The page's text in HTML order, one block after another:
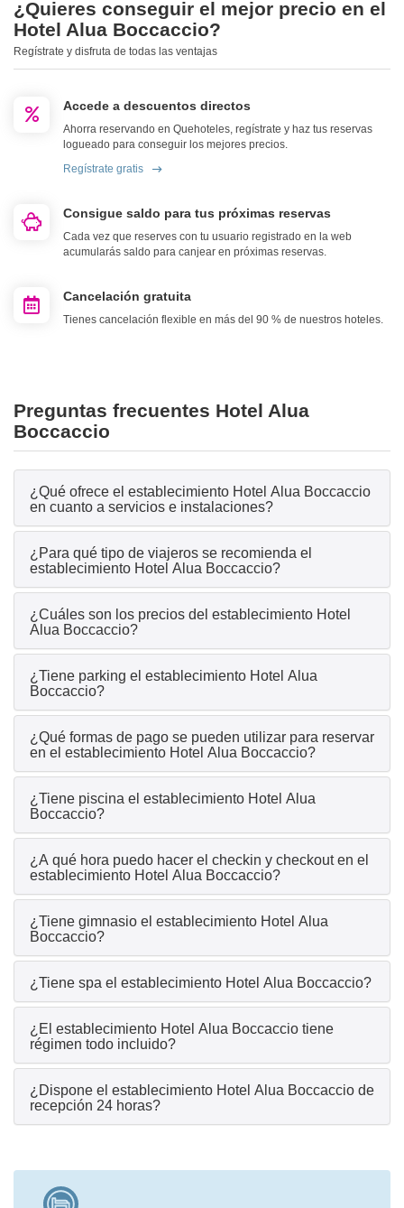
¿Quieres conseguir el mejor precio en el
Hotel Alua Boccaccio?
Regístrate y disfruta de todas las ventajas
Accede a descuentos directos
Ahorra reservando en Quehoteles, regístrate y haz tus reservas
logueado para conseguir los mejores precios.
Regístrate gratis
Consigue saldo para tus próximas reservas
Cada vez que reserves con tu usuario registrado en la web
acumularás saldo para canjear en próximas reservas.
Cancelación gratuita
Tienes cancelación flexible en más del 90 % de nuestros hoteles.
Preguntas frecuentes Hotel Alua
Boccaccio
¿Qué ofrece el establecimiento Hotel Alua Boccaccio
en cuanto a servicios e instalaciones?
¿Para qué tipo de viajeros se recomienda el
establecimiento Hotel Alua Boccaccio?
¿Cuáles son los precios del establecimiento Hotel
Alua Boccaccio?
¿Tiene parking el establecimiento Hotel Alua
Boccaccio?
¿Qué formas de pago se pueden utilizar para reservar
en el establecimiento Hotel Alua Boccaccio?
¿Tiene piscina el establecimiento Hotel Alua
Boccaccio?
¿A qué hora puedo hacer el checkin y checkout en el
establecimiento Hotel Alua Boccaccio?
¿Tiene gimnasio el establecimiento Hotel Alua
Boccaccio?
¿Tiene spa el establecimiento Hotel Alua Boccaccio?
¿El establecimiento Hotel Alua Boccaccio tiene
régimen todo incluido?
¿Dispone el establecimiento Hotel Alua Boccaccio de
recepción 24 horas?